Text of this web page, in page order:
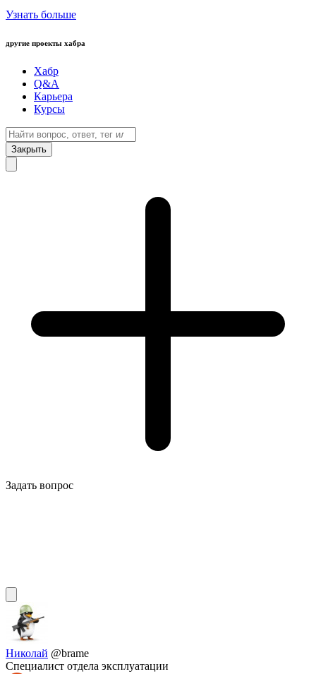
Узнать больше
другие проекты хабра
Хабр
Q&A
Карьера
Курсы
Закрыть
Задать вопрос
Николай @brame
Специалист отдела эксплуатации